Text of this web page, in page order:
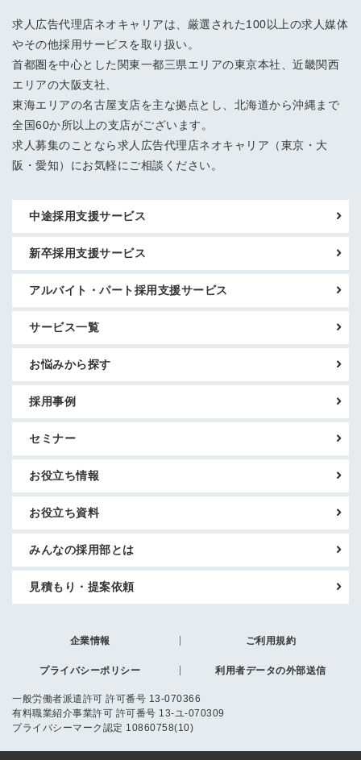
求人広告代理店ネオキャリアは、厳選された100以上の求人媒体
やその他採用サービスを取り扱い。
首都圏を中心とした関東一都三県エリアの東京本社、近畿関西
エリアの大阪支社、
東海エリアの名古屋支店を主な拠点とし、北海道から沖縄まで
全国60か所以上の支店がございます。
求人募集のことなら求人広告代理店ネオキャリア（東京・大
阪・愛知）にお気軽にご相談ください。
中途採用支援サービス
新卒採用支援サービス
アルバイト・パート採用支援サービス
サービス一覧
お悩みから探す
採用事例
セミナー
お役立ち情報
お役立ち資料
みんなの採用部とは
見積もり・提案依頼
企業情報 ご利用規約
プライバシーポリシー 利用者データの外部送信
一般労働者派遣許可 許可番号 13-070366
有料職業紹介事業許可 許可番号 13-ユ-070309
プライバシーマーク認定 10860758(10)